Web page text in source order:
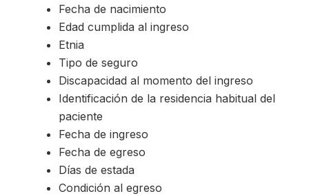
Fecha de nacimiento
Edad cumplida al ingreso
Etnia
Tipo de seguro
Discapacidad al momento del ingreso
Identificación de la residencia habitual del
paciente
Fecha de ingreso
Fecha de egreso
Días de estada
Condición al egreso